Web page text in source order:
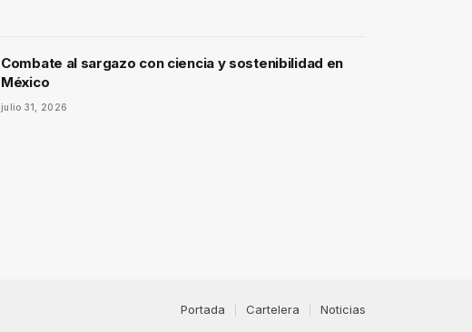
Combate al sargazo con ciencia y sostenibilidad en
México
julio 31, 2026
Portada Cartelera Noticias